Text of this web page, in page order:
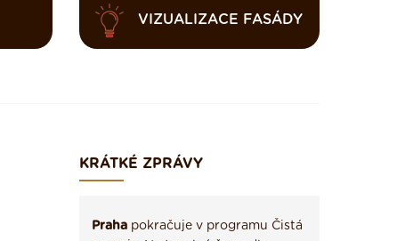
VIZUALIZACE FASÁDY
KRÁTKÉ ZPRÁVY
Praha pokračuje v programu Čistá